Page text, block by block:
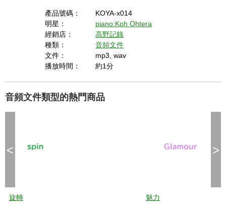
產品號碼：
KOYA-x014
明星：
piano:Koh Ohtera
經銷店：
高野記錄
種類：
音頻文件
文件：
mp3, wav
播放時間：
約1分
音頻文件類型的熱門商品
旋轉 魅力
< >